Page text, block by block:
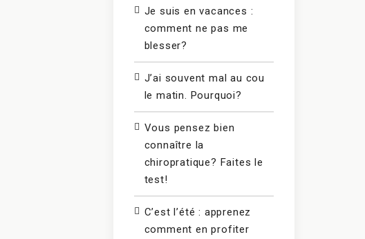
Je suis en vacances :
comment ne pas me
blesser?
J’ai souvent mal au cou
le matin. Pourquoi?
Vous pensez bien
connaître la
chiropratique? Faites le
test!
C’est l’été : apprenez
comment en profiter